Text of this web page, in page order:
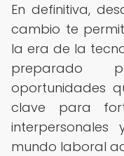
En definitiva,
cambio te
la era de la
preparado
oportunidades
clave para
mundo laboral